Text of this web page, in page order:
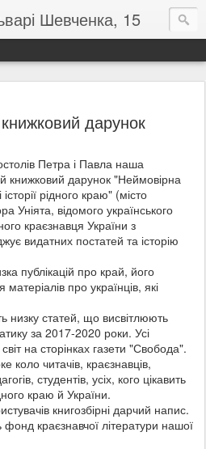
Шевченка, 15
дарунок
Петра і Павла наша
книжковий дарунок "Неймовірна
рідного краю" (місто
Уніята, відомого українського
краєзнавця України з
видатних постатей та історію
публікацій про край, його
про українців, які
низку статей, що висвітлюють
за 2017-2020 роки. Усі
на сторінках газети "Свобода".
коло читачів, краєзнавців,
студентів, усіх, кого цікавить
краю й України.
книгозбірні дарчий напис.
краєзнавчої літератури нашої